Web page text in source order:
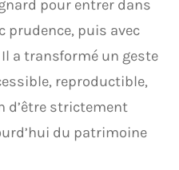
pour entrer dans
prudence, puis avec
a transformé un geste
reproductible,
d’être strictement
du patrimoine